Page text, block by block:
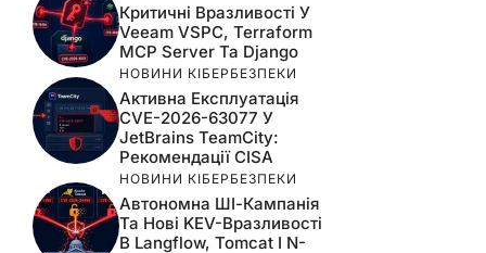
Критичні Вразливості У
Veeam VSPC, Terraform
MCP Server Та Django
НОВИНИ КІБЕРБЕЗПЕКИ
Активна Експлуатація
CVE-2026-63077 У
JetBrains TeamCity:
Рекомендації CISA
НОВИНИ КІБЕРБЕЗПЕКИ
Автономна ШІ-Кампанія
Та Нові KEV-Вразливості
В Langflow, Tomcat І N-